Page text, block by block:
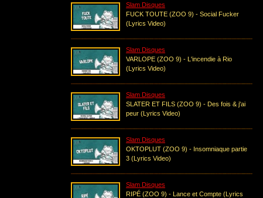
Slam Disques
FUCK TOUTE (ZOO 9) - Social Fucker
(Lyrics Video)
Slam Disques
VARLOPE (ZOO 9) - L'incendie à Rio
(Lyrics Video)
Slam Disques
SLATER ET FILS (ZOO 9) - Des fois & j'ai
peur (Lyrics Video)
Slam Disques
OKTOPLUT (ZOO 9) - Insomniaque partie
3 (Lyrics Video)
Slam Disques
RIPÉ (ZOO 9) - Lance et Compte (Lyrics